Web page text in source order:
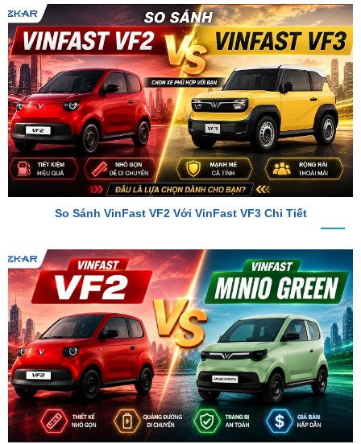
So Sánh VinFast VF2 Với VinFast VF3 Chi Tiết
So Sánh VinFast VF2 Với VinFast Minio Green Chi Tiết